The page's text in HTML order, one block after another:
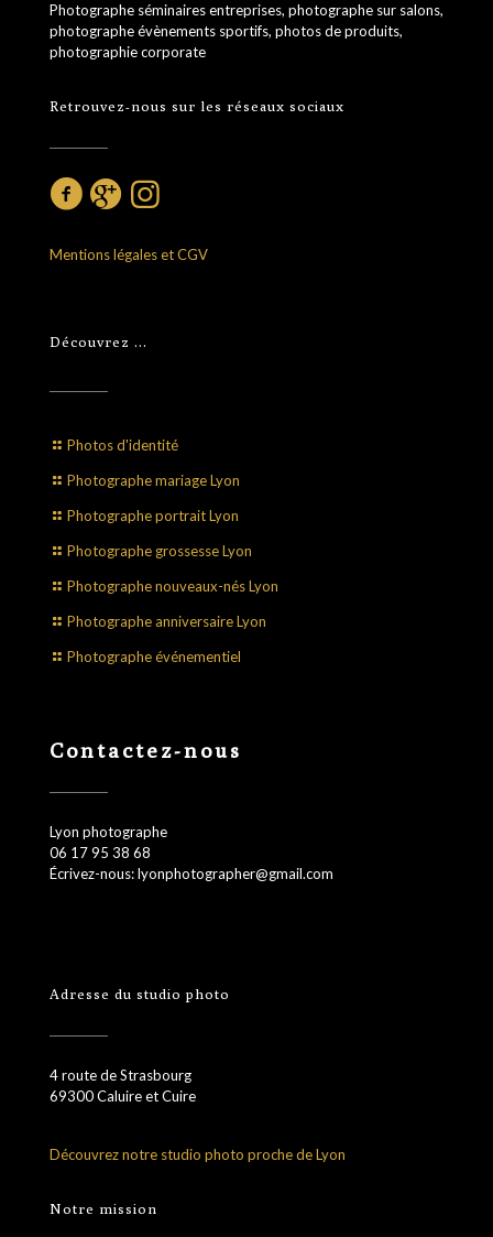
Photographe séminaires entreprises, photographe sur salons,
photographe évènements sportifs, photos de produits,
photographie corporate
Retrouvez-nous sur les réseaux sociaux
Mentions légales et CGV
Découvrez …
Photos d'identité
Photographe mariage Lyon
Photographe portrait Lyon
Photographe grossesse Lyon
Photographe nouveaux-nés Lyon
Photographe anniversaire Lyon
Photographe événementiel
Contactez-nous
Lyon photographe
06 17 95 38 68
Écrivez-nous: lyonphotographer@gmail.com
Adresse du studio photo
4 route de Strasbourg
69300 Caluire et Cuire
Découvrez notre studio photo proche de Lyon
Notre mission